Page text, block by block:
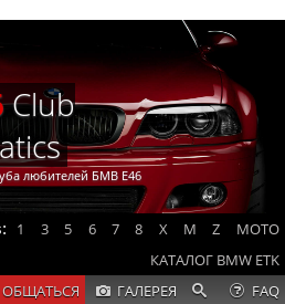
Club
любителей БМВ Е46
1 3 5 6 7 8 X M Z
MOTO
КАТАЛОГ BMW ETK
ГАЛЕРЕЯ
FAQ